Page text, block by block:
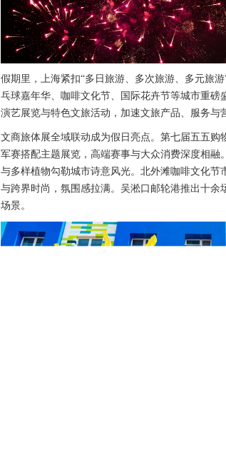
假期里，上海紧扣“多日旅游、多次旅游、多元旅
乓球嘉年华、咖啡文化节、国际花卉节等城市重磅
演艺展览与特色文旅活动，加速文旅产品、服务与
文商旅体展全域联动成为假日亮点。第七届五五
军赛搭配主题展览，高端赛事与大众消费深度相
与多样植物勾勒城市诗意风光。北外滩咖啡文化
与跨界时尚，氛围感拉满。吴淞口邮轮港推出十
场景。